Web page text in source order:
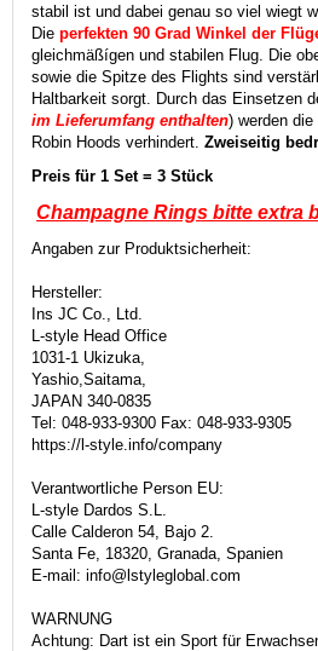
stabil ist und dabei genau so viel wiegt
Die perfekten 90 Grad Winkel der
gleichmäßígen und stabilen Flug. Die
sowie die Spitze des Flights sind
Haltbarkeit sorgt. Durch das Einsetzen
im Lieferumfang enthalten) werden
Robin Hoods verhindert. Zweiseitig
Preis für 1 Set = 3
Champagne Rings bitte extra
Angaben zur Produktsicherheit:
Hersteller:
Ins JC Co., Ltd.
L-style Head Office
1031-1 Ukizuka,
Yashio,Saitama,
JAPAN 340-0835
Tel: 048-933-9300 Fax: 048-933-9305
https://l-style.info/company
Verantwortliche Person EU:
L-style Dardos S.L.
Calle Calderon 54, Bajo 2.
Santa Fe, 18320, Granada, Spanien
E-mail: info@lstyleglobal.com
WARNUNG
Achtung: Dart ist ein Sport für